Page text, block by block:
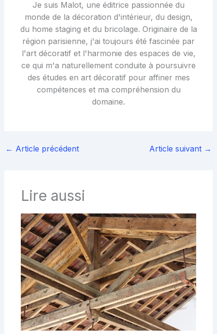
Je suis Malot, une éditrice passionnée du
monde de la décoration d'intérieur, du design,
du home staging et du bricolage. Originaire de la
région parisienne, j'ai toujours été fascinée par
l'art décoratif et l'harmonie des espaces de vie,
ce qui m'a naturellement conduite à poursuivre
des études en art décoratif pour affiner mes
compétences et ma compréhension du
domaine.
← Article précédent Article suivant →
Lire aussi